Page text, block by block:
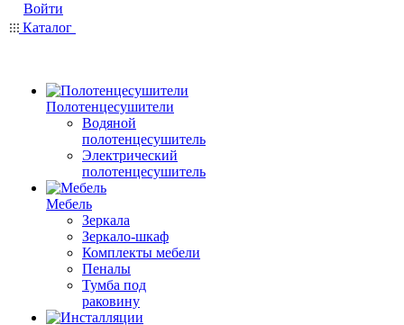
Войти
Каталог
Полотенцесушители
Водяной
полотенцесушитель
Электрический
полотенцесушитель
Мебель
Зеркала
Зеркало-шкаф
Комплекты мебели
Пеналы
Тумба под
раковину